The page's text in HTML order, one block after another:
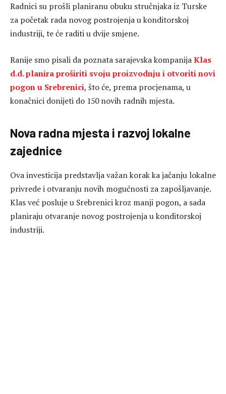
Radnici su prošli planiranu obuku stručnjaka iz Turske
za početak rada novog postrojenja u konditorskoj
industriji, te će raditi u dvije smjene.
Ranije smo pisali da poznata sarajevska kompanijaKlas
d.d. planira proširiti svoju proizvodnju i otvoriti novi
pogon u Srebrenici, što će, prema procjenama, u
konačnici donijeti do 150 novih radnih mjesta.
Nova radna mjesta i razvoj lokalne
zajednice
Ova investicija predstavlja važan korak ka jačanju lokalne
privrede i otvaranju novih mogućnosti za zapošljavanje.
Klas već posluje u Srebrenici kroz manji pogon, a sada
planiraju otvaranje novog postrojenja u konditorskoj
industriji.